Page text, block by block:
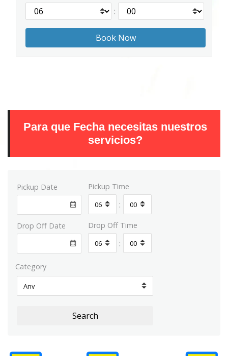
:
Para que Fecha necesitas nuestros
servicios?
Pickup Date Pickup Time
:
Drop Off Date Drop Off Time
:
Category
Search